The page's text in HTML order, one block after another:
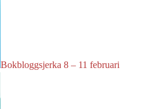
Bokbloggsjerka 8 – 11 februari